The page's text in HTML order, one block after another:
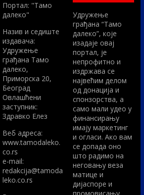
Портал: "Тамо
далеко"
Назив и седиште
издавача:
Удружење
грађана Тамо
далеко,
Приморска 20,
Београд
Овлашћени
заступник:
Здравко Елез
Вeб адреса:
www.tamodaleko.
co.rs
e-mail:
redakcija@tamoda
leko.co.rs
Удружење
грађана “Тамо
далеко”, које
изадаје овај
портал, је
непрофитно и
издржава се
највећим делом
од донација и
спонзорства, а
само мали удео у
финансирању
имају маркетинг
и огласи. Ако вам
се допада оно
што радимо на
неговању веза
матице и
дијаспоре и